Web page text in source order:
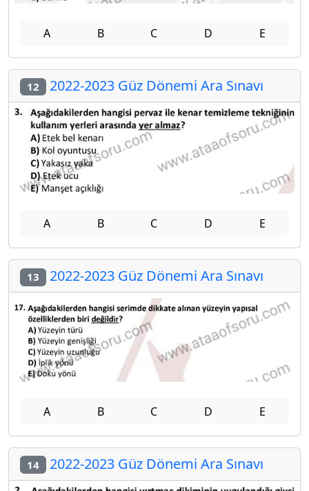
A B C D E
12 2022-2023 Güz Dönemi Ara Sınavı
A B C D E
13 2022-2023 Güz Dönemi Ara Sınavı
A B C D E
14 2022-2023 Güz Dönemi Ara Sınavı